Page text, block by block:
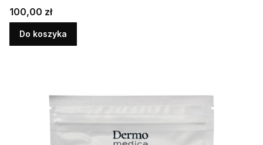
właściwościach przeciwstarzeniowych i
rozjaśniających
Cena
100,00 zł
Do koszyka